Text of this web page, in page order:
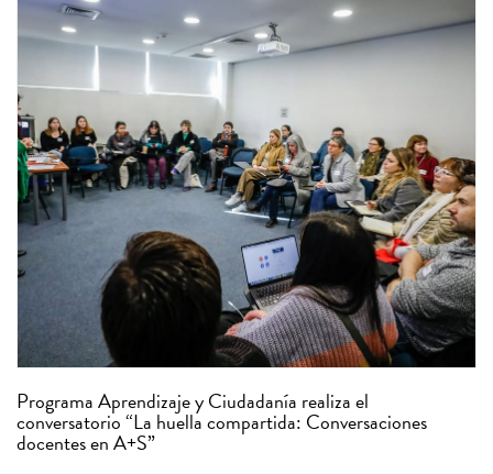
Programa Aprendizaje y Ciudadanía realiza el
conversatorio “La huella compartida: Conversaciones
docentes en A+S”